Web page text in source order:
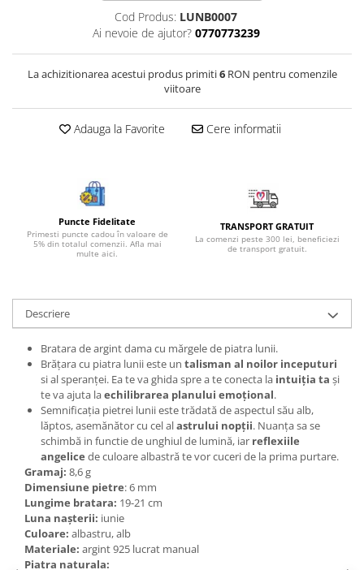
Bijuterii piatra soarelui
Bijuterii rubin
Bijuterii safir
Bijuterii sidef si abalone
Bijuterii spinel
Bijuterii tanzanit
Bijuterii topaz
Bijuterii turcoaz
Bijuterii turmaline
Bijuterii morganit
Cod Produs: LUNB0007
Ai nevoie de ajutor? 0770773239
La achizitionarea acestui produs primiti6RON pentru comenzile
viitoare
Adauga la Favorite Cere informatii
Puncte Fidelitate
Primesti puncte cadou în valoare de
5% din totalul comenzii. Afla mai
multe aici.
TRANSPORT GRATUIT
La comenzi peste 300 lei, beneficiezi
de transport gratuit.
Descriere
Bratara de argint dama cu mărgele de piatra lunii.
Brățara cu piatra lunii este un talisman al noilor inceputuri
si al speranței. Ea te va ghida spre a te conecta la intuiția ta și
te va ajuta laechilibrarea planului emoțional.
Semnificația pietrei lunii este trădată de aspectul său alb,
lăptos, asemănător cu cel alastrului nopții. Nuanța sa se
schimbă in functie de unghiul de lumină, iar reflexiile
angelice de culoare albastră te vor cuceri de la prima purtare.
Gramaj: 8,6 g
Dimensiune pietre: 6 mm
Lungime bratara: 19-21 cm
Luna nașterii: iunie
Culoare: albastru, alb
Materiale: argint 925 lucrat manual
Piatra naturala: